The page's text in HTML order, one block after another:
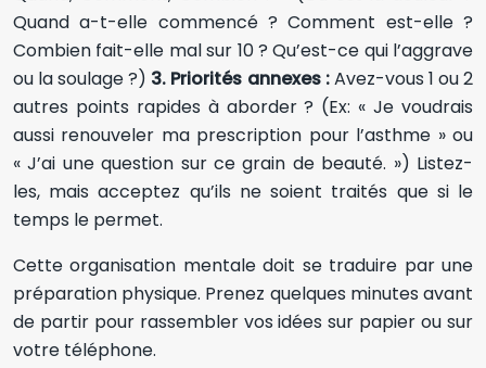
Quand a-t-elle commencé ? Comment est-elle ?
Combien fait-elle mal sur 10 ? Qu’est-ce qui l’aggrave
ou la soulage ?) 3. Priorités annexes :Avez-vous 1 ou 2
autres points rapides à aborder ? (Ex: « Je voudrais
aussi renouveler ma prescription pour l’asthme » ou
« J’ai une question sur ce grain de beauté. ») Listez-
les, mais acceptez qu’ils ne soient traités que si le
temps le permet.
Cette organisation mentale doit se traduire par une
préparation physique. Prenez quelques minutes avant
de partir pour rassembler vos idées sur papier ou sur
votre téléphone.